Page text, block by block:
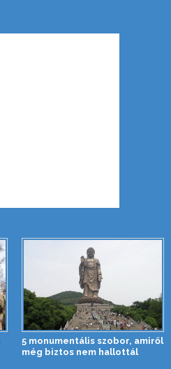
5 monumentális szobor, amiről
még biztos nem hallottál